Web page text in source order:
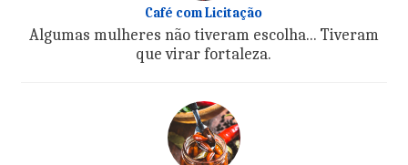
Café com Licitação
Algumas mulheres não tiveram escolha... Tiveram
que virar fortaleza.